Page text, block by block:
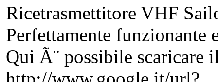
Ricetrasmettitore VHF
Perfettamente
Qui Ã¨ possibile scaricare